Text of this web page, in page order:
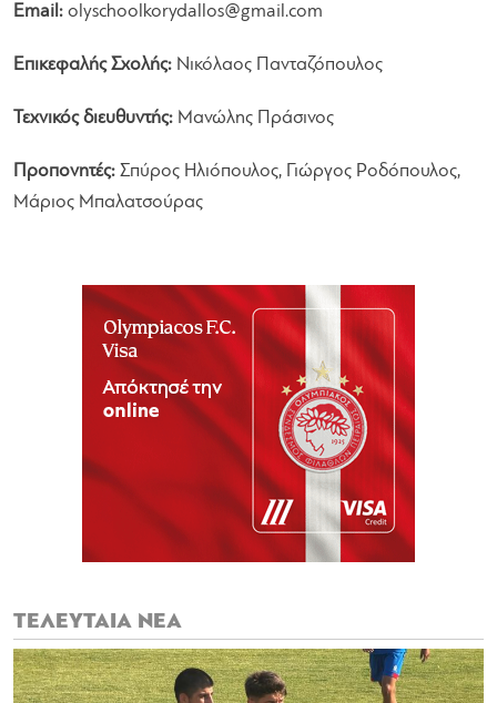
Email: olyschoolkorydallos@gmail.com
Επικεφαλής Σχολής: Νικόλαος Πανταζόπουλος
Τεχνικός διευθυντής: Μανώλης Πράσινος
Προπονητές: Σπύρος Ηλιόπουλος, Γιώργος Ροδόπουλος,
Μάριος Μπαλατσούρας
ΤΕΛΕΥΤΑΙΑ ΝΕΑ